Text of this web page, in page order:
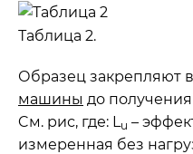
Таблица 2.
Образец закрепляют в
машины до
Cм. рис, где: Lu –
измеренная без